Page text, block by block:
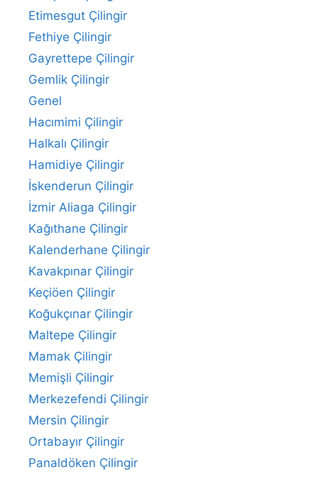
Etimesgut Çilingir
Fethiye Çilingir
Gayrettepe Çilingir
Gemlik Çilingir
Genel
Hacımimi Çilingir
Halkalı Çilingir
Hamidiye Çilingir
İskenderun Çilingir
İzmir Aliaga Çilingir
Kağıthane Çilingir
Kalenderhane Çilingir
Kavakpınar Çilingir
Keçiöen Çilingir
Koğukçınar Çilingir
Maltepe Çilingir
Mamak Çilingir
Memişli Çilingir
Merkezefendi Çilingir
Mersin Çilingir
Ortabayır Çilingir
Panaldöken Çilingir